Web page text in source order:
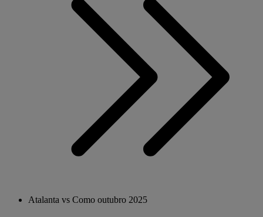
Atalanta vs Como outubro 2025